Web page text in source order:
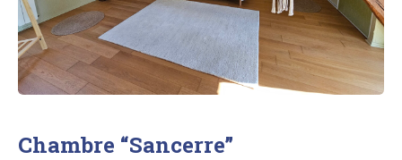
Chambre “Sancerre”